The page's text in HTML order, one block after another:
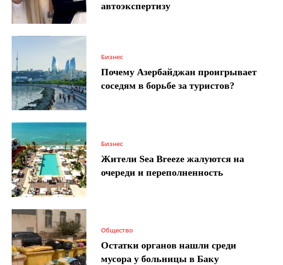
автоэкспертизу
Бизнес
Почему Азербайджан проигрывает
соседям в борьбе за туристов?
Бизнес
Жители Sea Breeze жалуются на
очереди и переполненность
Общество
Остатки органов нашли среди
мусора у больницы в Баку